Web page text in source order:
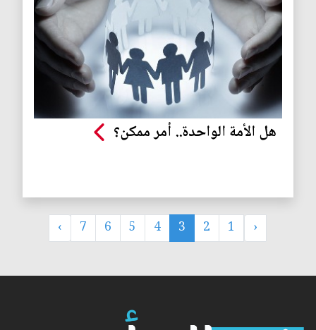
هل الأمة الواحدة.. أمر ممكن؟
‹
1
2
3
4
5
6
7
›